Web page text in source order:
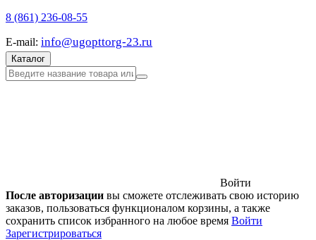
8 (861) 236-08-55
E-mail: info@ugopttorg-23.ru
Каталог
Войти
После авторизации вы сможете отслеживать свою историю
заказов, пользоваться функционалом корзины, а также
сохранить список избранного на любое время Войти
Зарегистрироваться